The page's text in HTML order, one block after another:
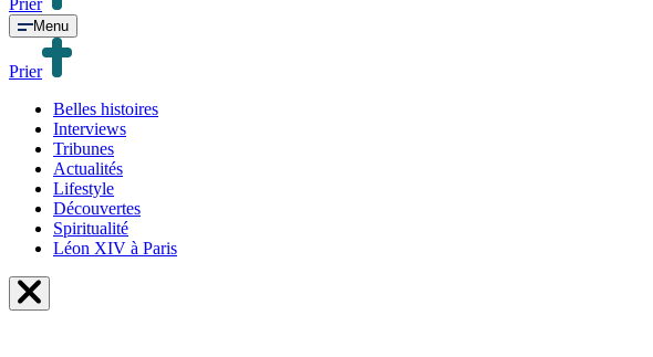
Prier
Menu
Prier
Belles histoires
Interviews
Tribunes
Actualités
Lifestyle
Découvertes
Spiritualité
Léon XIV à Paris